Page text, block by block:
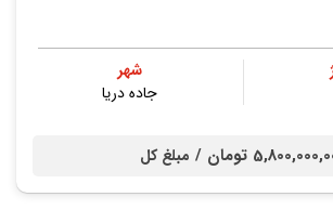
شهر
جاده دریا
تومان / مبلغ کل